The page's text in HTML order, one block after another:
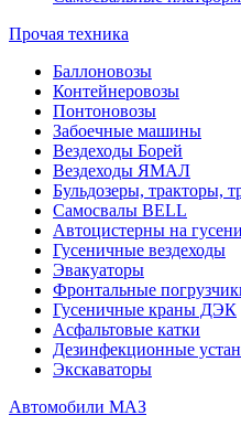
Прочая техника
Баллоновозы
Контейнеровозы
Понтоновозы
Забоечные машины
Вездеходы Борей
Вездеходы ЯМАЛ
Бульдозеры, тракторы,
Самосвалы BELL
Автоцистерны на
Гусеничные вездеходы
Эвакуаторы
Фронтальные
Гусеничные краны ДЭК
Асфальтовые катки
Дезинфекционные
Экскаваторы
Автомобили МАЗ